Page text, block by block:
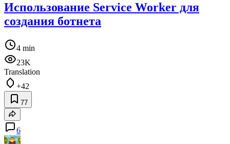
Использование Service Worker для
создания ботнета
4 min
23K
Translation
+42
77
6